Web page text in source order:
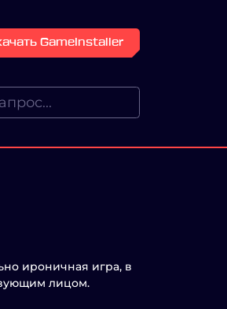
GameInstaller
ироничная игра, в
лицом.